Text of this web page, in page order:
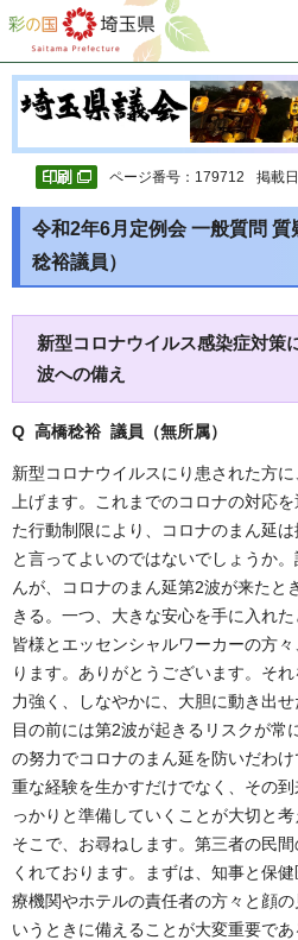
彩の国 埼玉県
ページ番号：179712 掲載
令和2年6月定例会 一般質問
稔裕議員）
新型コロナウイルス感染症対策
波への備え
Q 高橋稔裕 議員（無所属）
新型コロナウイルスにり患された方
上げます。これまでのコロナの対応
た行動制限により、コロナのまん延
と言ってよいのではないでしょうか
んが、コロナのまん延第2波が来たと
きる。一つ、大きな安心を手に入れ
皆様とエッセンシャルワーカーの方
ります。ありがとうございます。そ
力強く、しなやかに、大胆に動き出せ
目の前には第2波が起きるリスクが常
の努力でコロナのまん延を防いだわ
重な経験を生かすだけでなく、その
っかりと準備していくことが大切と考
そこで、お尋ねします。第三者の民
くれております。まずは、知事と保
療機関やホテルの責任者の方々と顔
いうときに備えることが大変重要で